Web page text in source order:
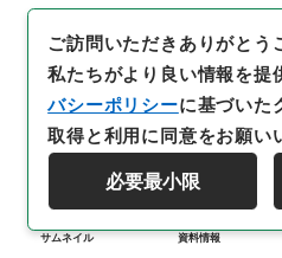
サムネイル 資料情報
ご訪問いただきありがとう
私たちがより良い情報を提
バシーポリシーに基づいた
取得と利用に同意をお願い
必要最小限